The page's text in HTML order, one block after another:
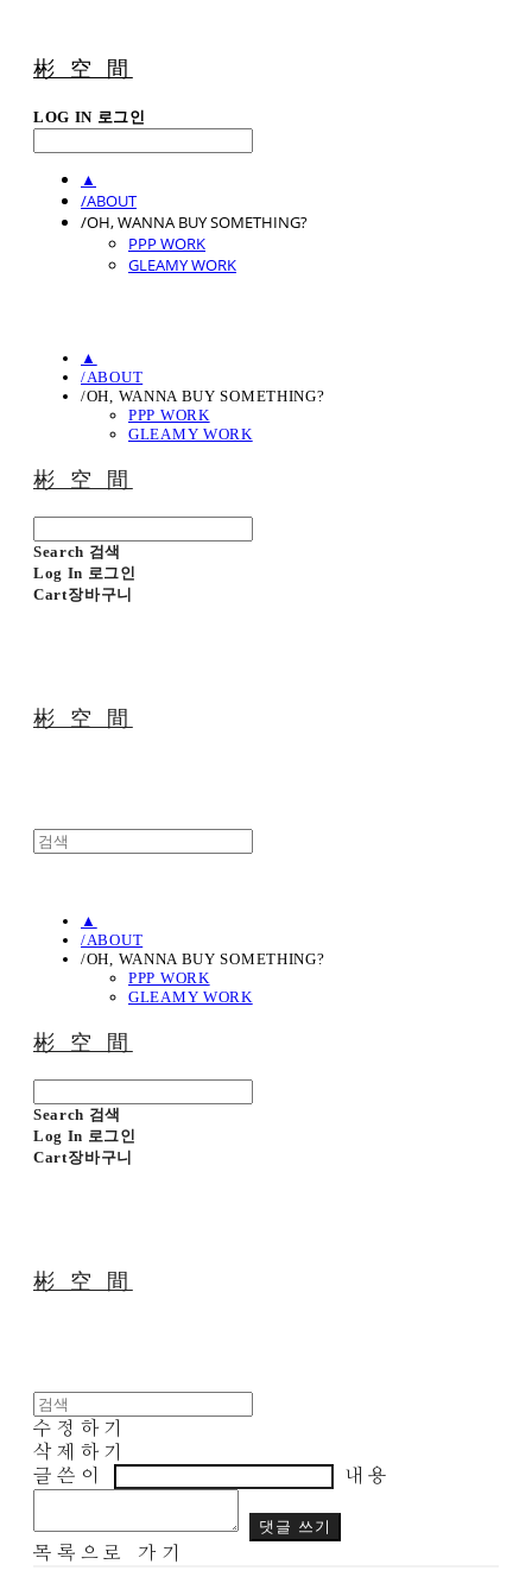
彬 空 間
LOG IN 로그인
▲
/ABOUT
/OH, WANNA BUY SOMETHING?
PPP WORK
GLEAMY WORK
▲
/ABOUT
/OH, WANNA BUY SOMETHING?
PPP WORK
GLEAMY WORK
彬 空 間
Search 검색
Log In 로그인
Cart장바구니
彬 空 間
▲
/ABOUT
/OH, WANNA BUY SOMETHING?
PPP WORK
GLEAMY WORK
彬 空 間
Search 검색
Log In 로그인
Cart장바구니
彬 空 間
수정하기
삭제하기
글쓴이
내용
댓글 쓰기
목록으로 가기